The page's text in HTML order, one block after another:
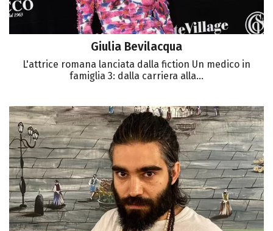
Giulia Bevilacqua
L'attrice romana lanciata dalla fiction Un medico in
famiglia 3: dalla carriera alla...